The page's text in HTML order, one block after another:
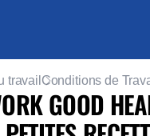
travail Conditions de
GOOD